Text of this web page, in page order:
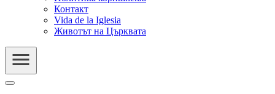
Контакт
Vida de la Iglesia
Животът на Църквата